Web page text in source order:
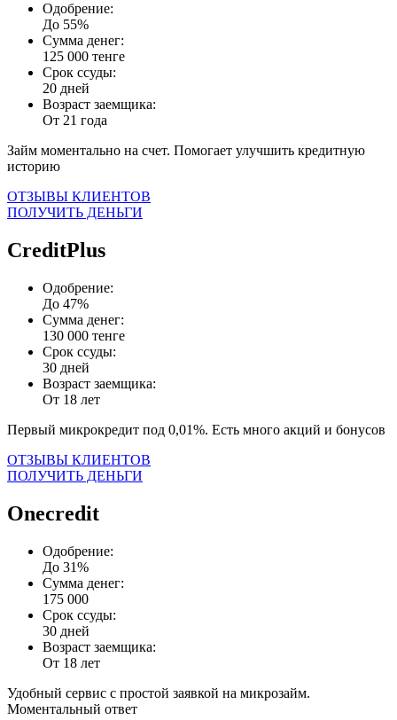
Одобрение:
До 55%
Сумма денег:
125 000 тенге
Срок ссуды:
20 дней
Возраст заемщика:
От 21 года
Займ моментально на счет. Помогает улучшить кредитную
историю
ОТЗЫВЫ КЛИЕНТОВ
ПОЛУЧИТЬ ДЕНЬГИ
CreditPlus
Одобрение:
До 47%
Сумма денег:
130 000 тенге
Срок ссуды:
30 дней
Возраст заемщика:
От 18 лет
Первый микрокредит под 0,01%. Есть много акций и бонусов
ОТЗЫВЫ КЛИЕНТОВ
ПОЛУЧИТЬ ДЕНЬГИ
Onecredit
Одобрение:
До 31%
Сумма денег:
175 000
Срок ссуды:
30 дней
Возраст заемщика:
От 18 лет
Удобный сервис с простой заявкой на микрозайм.
Моментальный ответ